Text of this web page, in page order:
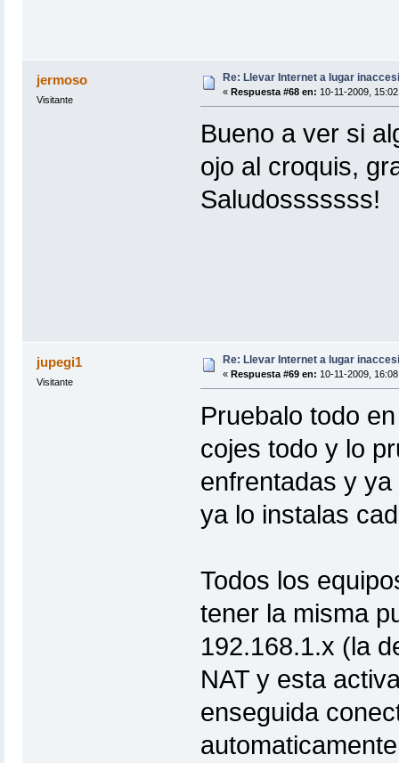
jermoso
Visitante
Re: Llevar Internet a lugar
« Respuesta #68 en: 10-11-2009,
Bueno a ver si
ojo al croquis,
Saludosssssss!
jupegi1
Visitante
Re: Llevar Internet a lugar
« Respuesta #69 en: 10-11-2009,
Pruebalo todo
cojes todo y lo
enfrentadas y
ya lo instalas
Todos los
tener la misma
192.168.1.x (la
NAT y esta
enseguida